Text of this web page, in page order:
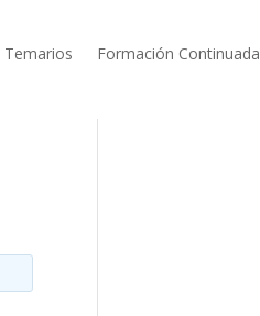
Formación Continuada